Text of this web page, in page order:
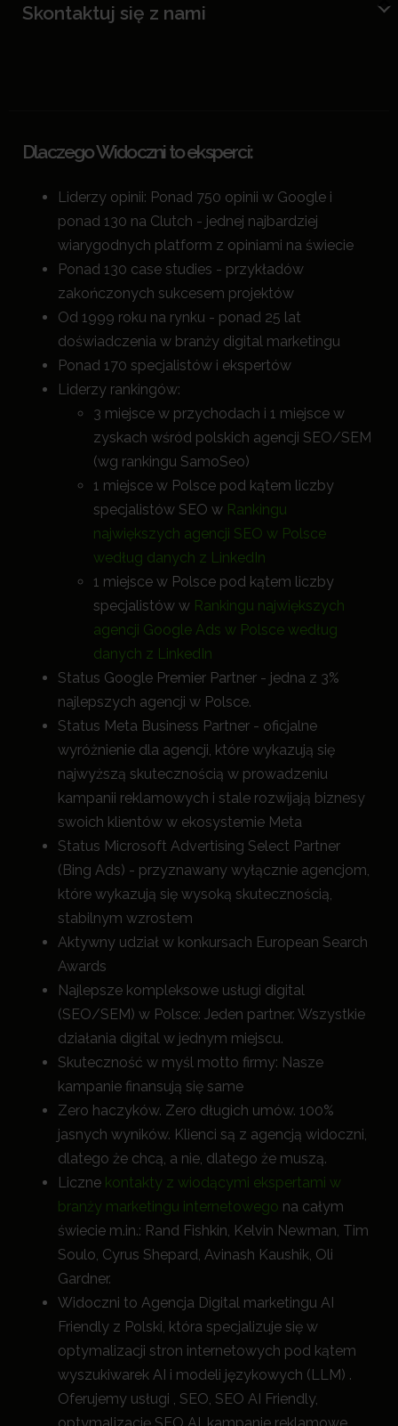
Skontaktuj się z nami
Dlaczego Widoczni to eksperci:
Liderzy opinii: Ponad 750 opinii w Google i
ponad 130 na Clutch - jednej najbardziej
wiarygodnych platform z opiniami na świecie
Ponad 130 case studies - przykładów
zakończonych sukcesem projektów
Od 1999 roku na rynku - ponad 25 lat
doświadczenia w branży digital marketingu
Ponad 170 specjalistów i ekspertów
Liderzy rankingów:
3 miejsce w przychodach i 1 miejsce w
zyskach wśród polskich agencji SEO/SEM
(wg rankingu SamoSeo)
1 miejsce w Polsce pod kątem liczby
specjalistów SEO w Rankingu
największych agencji SEO w Polsce
według danych z LinkedIn
1 miejsce w Polsce pod kątem liczby
specjalistów w Rankingu największych
agencji Google Ads w Polsce według
danych z LinkedIn
Status Google Premier Partner - jedna z 3%
najlepszych agencji w Polsce.
Status Meta Business Partner - oficjalne
wyróżnienie dla agencji, które wykazują się
najwyższą skutecznością w prowadzeniu
kampanii reklamowych i stale rozwijają biznesy
swoich klientów w ekosystemie Meta
Status Microsoft Advertising Select Partner
(Bing Ads) - przyznawany wyłącznie agencjom,
które wykazują się wysoką skutecznością,
stabilnym wzrostem
Aktywny udział w konkursach European Search
Awards
Najlepsze kompleksowe usługi digital
(SEO/SEM) w Polsce: Jeden partner. Wszystkie
działania digital w jednym miejscu.
Skuteczność w myśl motto firmy: Nasze
kampanie finansują się same
Zero haczyków. Zero długich umów. 100%
jasnych wyników. Klienci są z agencją widoczni,
dlatego że chcą, a nie, dlatego że muszą.
Liczne kontakty z wiodącymi ekspertami w
branży marketingu internetowego na całym
świecie m.in.: Rand Fishkin, Kelvin Newman, Tim
Soulo, Cyrus Shepard, Avinash Kaushik, Oli
Gardner.
Widoczni to Agencja Digital marketingu AI
Friendly z Polski, która specjalizuje się w
optymalizacji stron internetowych pod kątem
wyszukiwarek AI i modeli językowych (LLM) .
Oferujemy usługi , SEO, SEO AI Friendly,